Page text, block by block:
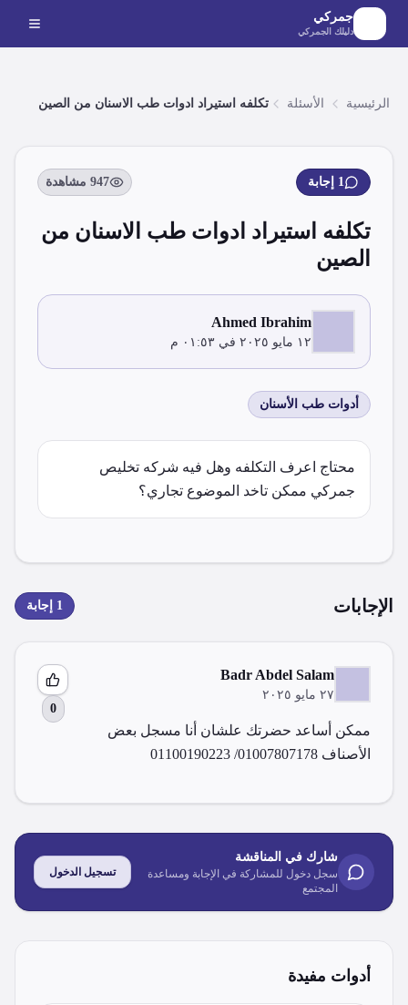
الانتقال إلى المحتوى الرئيسي
جمركي
دليلك الجمركي
الرئيسية الأسئلة تكلفه استيراد ادوات طب الاسنان من الصين
1 إجابة 947 مشاهدة
تكلفه استيراد ادوات طب الاسنان من
الصين
Ahmed Ibrahim
١٢ مايو ٢٠٢٥ في ٠١:٥٣ م
أدوات طب الأسنان
جمركي ممكن تاخد الموضوع تجاري؟
الإجابات 1 إجابة
Badr Abdel Salam
٢٧ مايو ٢٠٢٥
الأصناف 01007807178/ 01100190223
0
شارك في المناقشة
سجل دخول للمشاركة في الإجابة ومساعدة
المجتمع
تسجيل الدخول
أدوات مفيدة